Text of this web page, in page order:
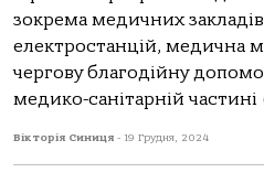
зокрема медичних
електростанцій, медична
чергову благодійну
медико-санітарній
Вікторія Синиця - 19 Грудня, 2024